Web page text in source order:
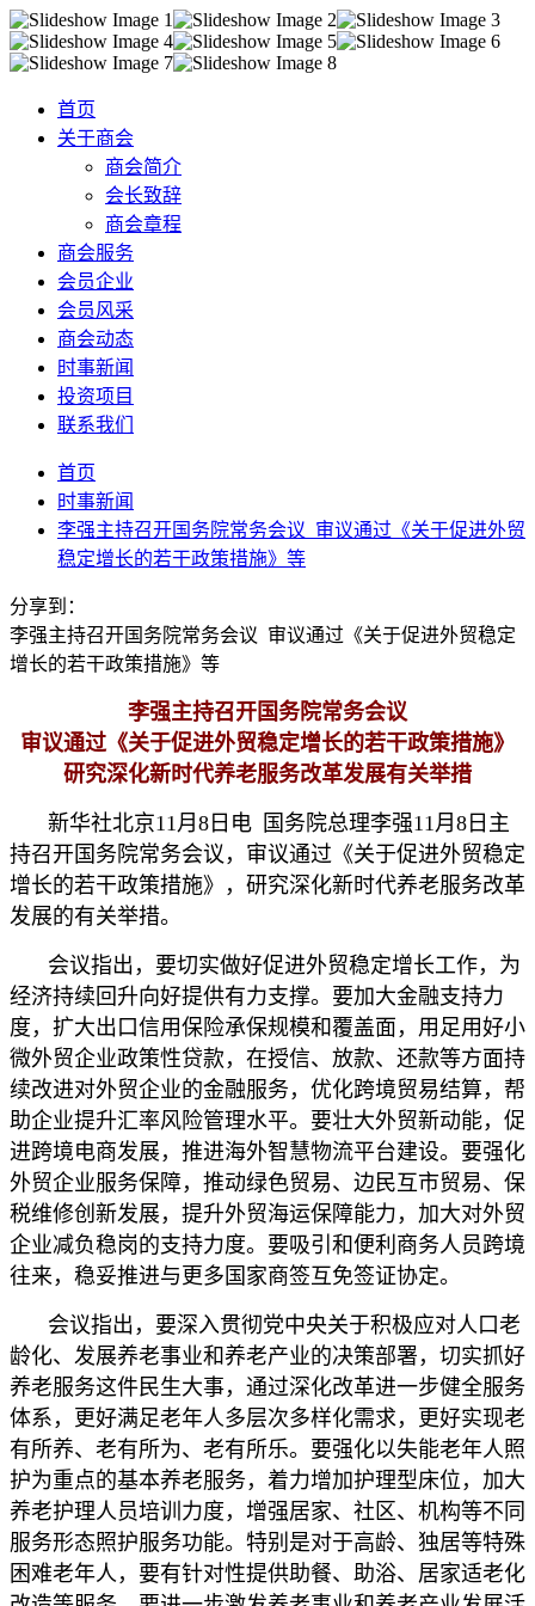
首页
关于商会
商会简介
会长致辞
商会章程
商会服务
会员企业
会员风采
商会动态
时事新闻
投资项目
联系我们
首页
时事新闻
李强主持召开国务院常务会议 审议通过《关于促进外贸
稳定增长的若干政策措施》等
分享到：
李强主持召开国务院常务会议 审议通过《关于促进外贸稳定
增长的若干政策措施》等
李强主持召开国务院常务会议
审议通过《关于促进外贸稳定增长的若干政策措施》
研究深化新时代养老服务改革发展有关举措
新华社北京11月8日电 国务院总理李强11月8日主
持召开国务院常务会议，审议通过《关于促进外贸稳定
增长的若干政策措施》，研究深化新时代养老服务改革
发展的有关举措。
会议指出，要切实做好促进外贸稳定增长工作，为
经济持续回升向好提供有力支撑。要加大金融支持力
度，扩大出口信用保险承保规模和覆盖面，用足用好小
微外贸企业政策性贷款，在授信、放款、还款等方面持
续改进对外贸企业的金融服务，优化跨境贸易结算，帮
助企业提升汇率风险管理水平。要壮大外贸新动能，促
进跨境电商发展，推进海外智慧物流平台建设。要强化
外贸企业服务保障，推动绿色贸易、边民互市贸易、保
税维修创新发展，提升外贸海运保障能力，加大对外贸
企业减负稳岗的支持力度。要吸引和便利商务人员跨境
往来，稳妥推进与更多国家商签互免签证协定。
会议指出，要深入贯彻党中央关于积极应对人口老
龄化、发展养老事业和养老产业的决策部署，切实抓好
养老服务这件民生大事，通过深化改革进一步健全服务
体系，更好满足老年人多层次多样化需求，更好实现老
有所养、老有所为、老有所乐。要强化以失能老年人照
护为重点的基本养老服务，着力增加护理型床位，加大
养老护理人员培训力度，增强居家、社区、机构等不同
服务形态照护服务功能。特别是对于高龄、独居等特殊
困难老年人，要有针对性提供助餐、助浴、居家适老化